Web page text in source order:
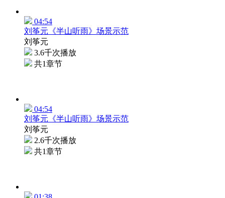
04:54
刘筝元《半山听雨》场景示范
刘筝元
3.6千次播放
共1章节
04:54
刘筝元《半山听雨》场景示范
刘筝元
2.6千次播放
共1章节